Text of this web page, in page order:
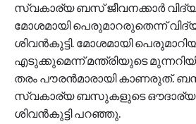
സ്വകാര്യ ബസ് ജീവനക്കാർ
മോശമായി പെരുമാറരുതെന്ന്
ശിവൻകുട്ടി. മോശമായി
എടുക്കുമെന്ന് മന്ത്രിയുടെ
തരം പൗരൻമാരായി
സ്വകാര്യ ബസുകളുടെ
ശിവൻകുട്ടി പറഞ്ഞു.